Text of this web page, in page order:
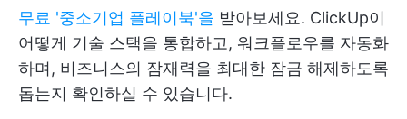
무료 '중소기업 플레이북'을 받아보세요. ClickUp이
어떻게 기술 스택을 통합하고, 워크플로우를 자동화
하며, 비즈니스의 잠재력을 최대한 잠금 해제하도록
돕는지 확인하실 수 있습니다.